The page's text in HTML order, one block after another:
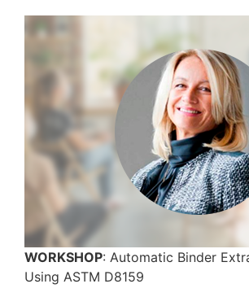
WORKSHOP: Automatic Binder
Using ASTM D8159